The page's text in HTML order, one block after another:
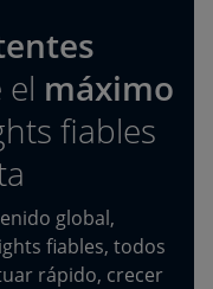
máximo
fiables
global,
fiables, todos
rápido, crecer